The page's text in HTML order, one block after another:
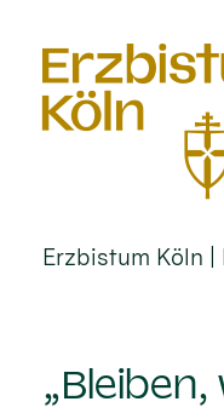
Erzbistum Köln